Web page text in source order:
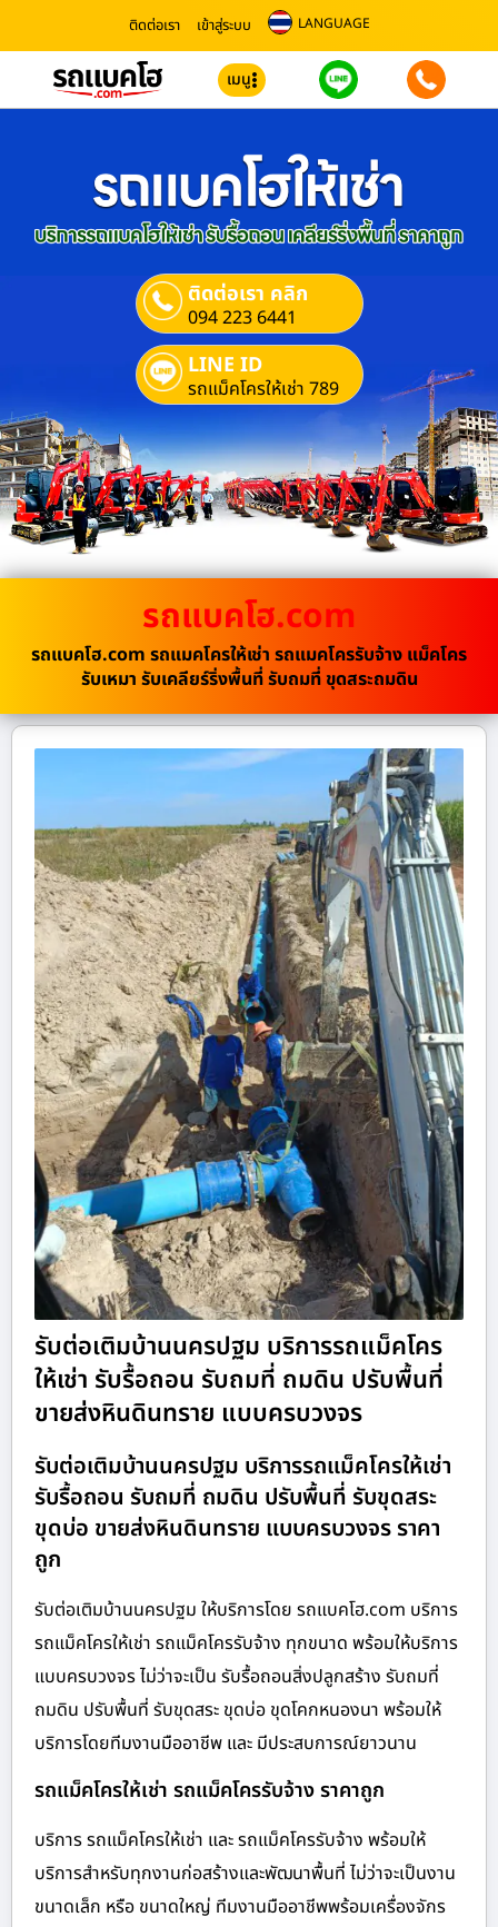
ติดต่อเรา เข้าสู่ระบบ LANGUAGE
เมนู
ติดต่อเรา คลิก
094 223 6441
LINE ID
รถแม็คโครให้เช่า 789
รถแบคโฮ.com
รถแบคโฮ.com รถแมคโครให้เช่า รถแมคโครรับจ้าง แม็คโคร
รับเหมา รับเคลียร์ริ่งพื้นที่ รับถมที่ ขุดสระถมดิน
รับต่อเติมบ้านนครปฐม บริการรถแม็คโคร
ให้เช่า รับรื้อถอน รับถมที่ ถมดิน ปรับพื้นที่
ขายส่งหินดินทราย แบบครบวงจร
รับต่อเติมบ้านนครปฐม บริการรถแม็คโครให้เช่า
รับรื้อถอน รับถมที่ ถมดิน ปรับพื้นที่ รับขุดสระ
ขุดบ่อ ขายส่งหินดินทราย แบบครบวงจร ราคา
ถูก
รับต่อเติมบ้านนครปฐม ให้บริการโดย รถแบคโฮ.com บริการ
รถแม็คโครให้เช่า รถแม็คโครรับจ้าง ทุกขนาด พร้อมให้บริการ
แบบครบวงจร ไม่ว่าจะเป็น รับรื้อถอนสิ่งปลูกสร้าง รับถมที่
ถมดิน ปรับพื้นที่ รับขุดสระ ขุดบ่อ ขุดโคกหนองนา พร้อมให้
บริการโดยทีมงานมืออาชีพ และ มีประสบการณ์ยาวนาน
รถแม็คโครให้เช่า รถแม็คโครรับจ้าง ราคาถูก
บริการ รถแม็คโครให้เช่า และ รถแม็คโครรับจ้าง พร้อมให้
บริการสำหรับทุกงานก่อสร้างและพัฒนาพื้นที่ ไม่ว่าจะเป็นงาน
ขนาดเล็ก หรือ ขนาดใหญ่ ทีมงานมืออาชีพพร้อมเครื่องจักร